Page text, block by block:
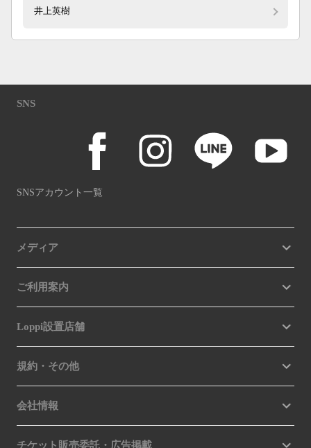
井上英樹
SNS
SNSアカウント一覧
メディア
ご利用案内
Loppi設置店舗
規約・その他
会社情報
チケット販売委託・広告掲載